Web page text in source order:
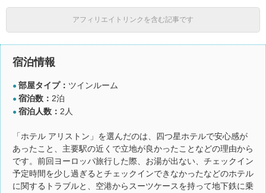
アフィリエイトリンクを含む記事です
宿泊情報
● 部屋タイプ： ツインルーム
● 宿泊数： 2泊
● 宿泊人数： 2人
「ホテル アリストン」を選んだのは、四つ星ホテルで安心感が
あったこと、主要駅の近くで立地が良かったことなどの理由から
です。前回ヨーロッパ旅行した際、お湯が出ない、チェックイン
予定時間を少し過ぎるとチェックインできなかったなどのホテル
に関するトラブルと、空港からスーツケースを持って地下鉄に乗